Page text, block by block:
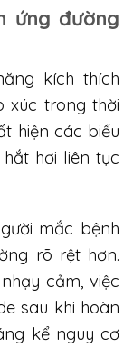
ứng đường
kích thích
xúc trong thời
hiện các biểu
hơi liên tục
mắc bệnh
rõ rệt hơn.
cảm, việc
sau khi hoàn
kể nguy cơ